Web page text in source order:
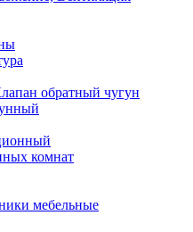
обратный чугун
комнат
мебельные